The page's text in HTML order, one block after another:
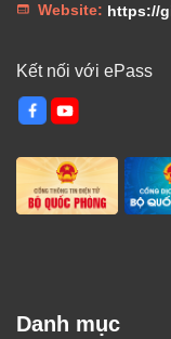
Website: https://
Kết nối với ePass
Danh mục